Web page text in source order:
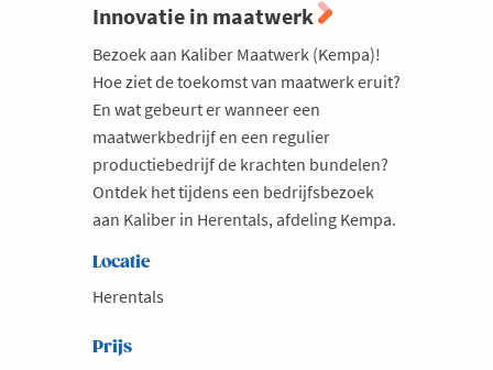
Innovatie in maatwerk
Bezoek aan Kaliber Maatwerk (Kempa)!
Hoe ziet de toekomst van maatwerk eruit?
En wat gebeurt er wanneer een
maatwerkbedrijf en een regulier
productiebedrijf de krachten bundelen?
Ontdek het tijdens een bedrijfsbezoek
aan Kaliber in Herentals, afdeling Kempa.
Locatie
Herentals
Prijs